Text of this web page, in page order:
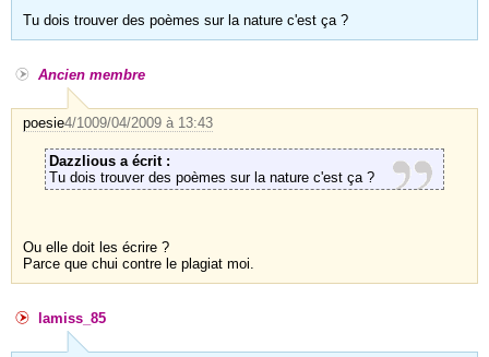
Tu dois trouver des poèmes sur la nature c'est ça ?
Ancien membre
poesie4/1009/04/2009 à 13:43
Dazzlious a écrit :
Tu dois trouver des poèmes sur la nature c'est ça ?
Ou elle doit les écrire ?
Parce que chui contre le plagiat moi.
lamiss_85